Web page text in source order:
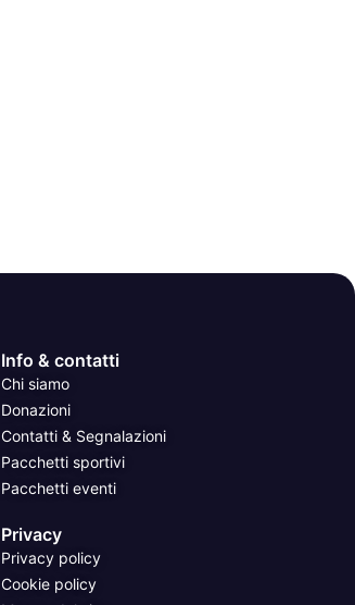
Info & contatti
Chi siamo
Donazioni
Contatti & Segnalazioni
Pacchetti sportivi
Pacchetti eventi
Privacy
Privacy policy
Cookie policy